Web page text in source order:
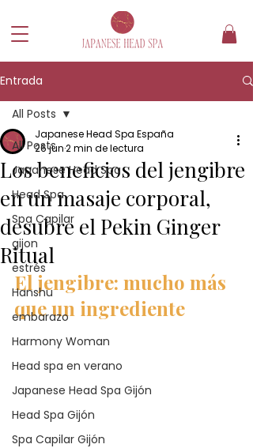
Entrada
All Posts
Japanese Head Spa
Head Spa
Spa Capilar
gijon
estrés
Hanshu
embarazo
Harmony Woman
Head spa en verano
Japanese Head Spa Gijón
Head Spa Gijón
Spa Capilar Gijón
All Posts
Los beneficios del jengibre
en un masaje corporal,
desubre el Pekin Ginger
Ritual
Japanese Head Spa España
26 jun2 min de lectura
El jengibre: mucho más
que un ingrediente